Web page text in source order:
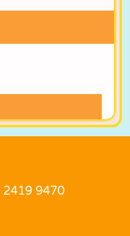
9470